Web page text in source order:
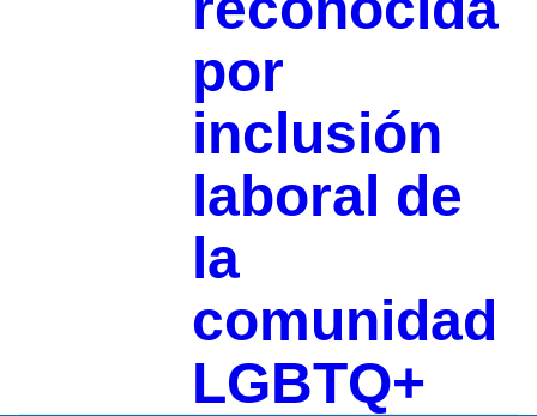
por
inclusión
laboral de
la
comunidad
LGBTQ+